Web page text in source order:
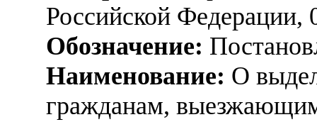
Российской Федерации,
Обозначение:
Наименование: О
гражданам,